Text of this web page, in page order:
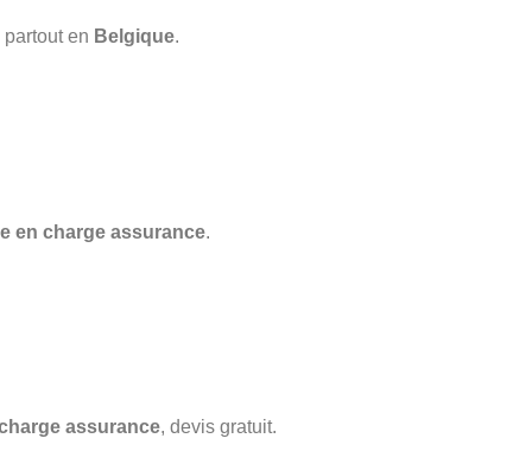
en Belgique.
en charge assurance.
assurance, devis gratuit.